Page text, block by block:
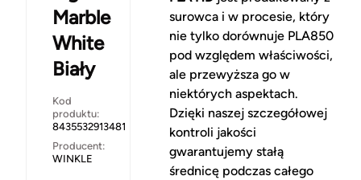
Marble
White
Biały
Kod
produktu:
8435532913481
Producent:
WINKLE
surowca i w procesie, który
nie tylko dorównuje PLA850
pod względem właściwości,
ale przewyższa go w
niektórych aspektach.
Dzięki naszej szczegółowej
kontroli jakości
gwarantujemy stałą
średnicę podczas całego